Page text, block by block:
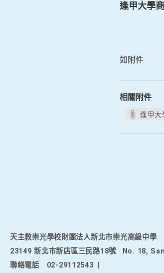
逢甲大學
如附件
相關附件
逢甲大
天主教崇光學校財團法人新北市崇光高級中學
23149 新北市新店區三民路18號
No. 18,
聯絡電話
02-29112543